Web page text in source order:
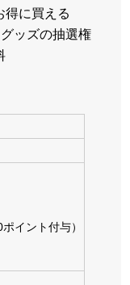
得に買える
ッズの抽選権
ポイント付与）